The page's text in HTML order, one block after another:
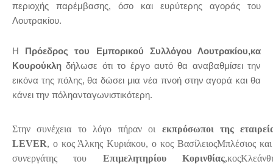
περιοχής παρέμβασης, όσο και ευρύτερης αγοράς του
Λουτρακίου.
Η
Πρόεδρος του Εμπορικού Συλλόγου Λουτρακίου,κα
Κουρούκλη δήλωσε ότι το έργο αυτό θα αναβαθμίσει την
εικόνα της πόλης, θα δώσει μια νέα πνοή στην αγορά και θα
κάνει την πόληανταγωνιστικότερη.
Στην συνέχεια το λόγο πήραν οι εκπρόσωποι της
LEVER, oκος Άλκης Κυριάκου,o κος ΒασίλειοςΜπλέσιος
συνεργάτης του Επιμελητηρίου Κορινθίας